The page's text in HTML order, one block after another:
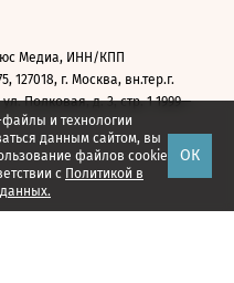
и технологии
данным сайтом, вы
файлов cookie
с Политикой в
ОК
Медиа, ИНН/КПП
127018, г. Москва, вн.тер.г.
Полковая, д. 3, стр. 1 1999—